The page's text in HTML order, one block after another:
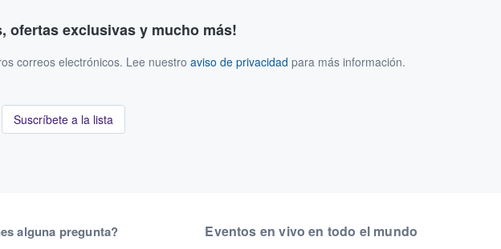
ofertas exclusivas y mucho más!
correos electrónicos. Lee nuestro aviso de privacidad para más información.
Suscríbete a la lista
alguna pregunta? Eventos en vivo en todo el mundo